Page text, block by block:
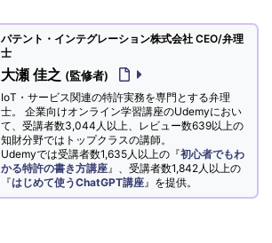
パテント・インテグレーション株式会社 CEO/弁理
士
大瀬 佳之 (監修者)
IoT・サービス関連の特許実務を専門とする弁理
士。 企業向けオンライン学習講座のUdemyにおい
て、受講者数3,044人以上、レビュー数639以上の
知財分野ではトップクラスの講師。
Udemyでは受講者数1,635人以上の『初心者でもわ
かる特許の書き方講座 』、受講者数1,842人以上の
『はじめて使うChatGPT講座 』を提供。